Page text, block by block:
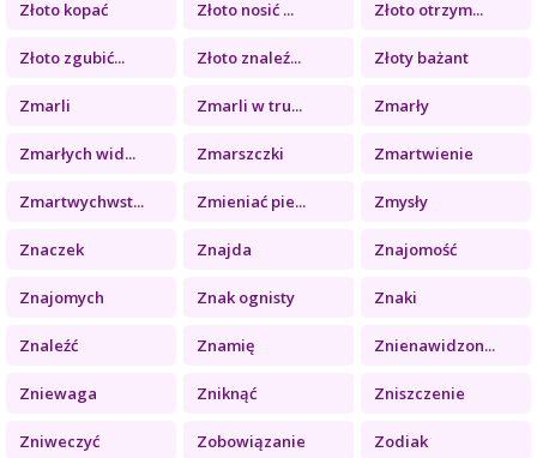
Złoto kopać Złoto nosić ... Złoto otrzym...
Złoto zgubić... Złoto znaleź... Złoty bażant
Zmarli Zmarli w tru... Zmarły
Zmarłych wid... Zmarszczki Zmartwienie
Zmartwychwst... Zmieniać pie... Zmysły
Znaczek Znajda Znajomość
Znajomych Znak ognisty Znaki
Znaleźć Znamię Znienawidzon...
Zniewaga Zniknąć Zniszczenie
Zniweczyć Zobowiązanie Zodiak